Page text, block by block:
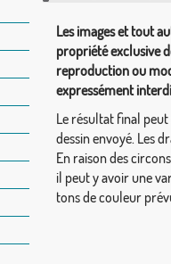
Les images et tout
propriété exclusive
reproduction ou
expressément
Le résultat final
dessin envoyé. Les
En raison des
il peut y avoir une
tons de couleur